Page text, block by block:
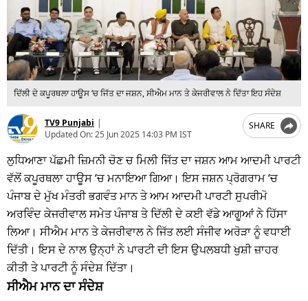
ਦਿੱਲੀ ਦੇ ਕਪੂਰਥਲਾ ਹਾਊਸ ‘ਚ ਜਿੱਤ ਦਾ ਜਸ਼ਨ, ਸੀਐਮ ਮਾਨ ਤੇ ਕੇਜਰੀਵਾਲ ਨੇ ਦਿੱਤਾ ਇਹ ਸੰਦੇਸ਼
TV9 Punjabi |
Updated On:25 Jun 2025 14:03 PM IST
SHARE
ਲੁਧਿਆਣਾ ਪੱਛਮੀ ਜ਼ਿਮਨੀ ਚੋਣ ਚ ਮਿਲੀ ਜਿੱਤ ਦਾ ਜਸ਼ਨ ਆਮ ਆਦਮੀ ਪਾਰਟੀ
ਵੱਲੋਂ ਕਪੂਰਥਲਾ ਹਾਊਸ ‘ਚ ਮਨਾਇਆ ਗਿਆ। ਇਸ ਜਸ਼ਨ ਪ੍ਰੋਗਰਾਮ ‘ਚ
ਪੰਜਾਬ ਦੇ ਮੁੱਖ ਮੰਤਰੀ ਭਗਵੰਤ ਮਾਨ ਤੇ ਆਮ ਆਦਮੀ ਪਾਰਟੀ ਸੁਪਰੀਮੋ
ਅਰਵਿੰਦ ਕੇਜਰੀਵਾਲ ਸਮੇਤ ਪੰਜਾਬ ਤੇ ਦਿੱਲੀ ਦੇ ਕਈ ਵੱਡੇ ਆਗੂਆਂ ਨੇ ਹਿੱਸਾ
ਲਿਆ। ਸੀਐਮ ਮਾਨ ਤੇ ਕੇਜਰੀਵਾਲ ਨੇ ਜਿੱਤ ਲਈ ਸੰਜੀਵ ਅਰੋੜਾ ਨੂੰ ਵਧਾਈ
ਦਿੱਤੀ। ਇਸ ਦੇ ਨਾਲ ਉਨ੍ਹਾਂ ਨੇ ਪਾਰਟੀ ਦੀ ਇਸ ਉਪਲਬਧੀ ਖੁਸ਼ੀ ਜ਼ਾਹਰ
ਕੀਤੀ ਤੇ ਪਾਰਟੀ ਨੂੰ ਸੰਦੇਸ਼ ਦਿੱਤਾ।
ਸੀਐਮ ਮਾਨ ਦਾ ਸੰਦੇਸ਼